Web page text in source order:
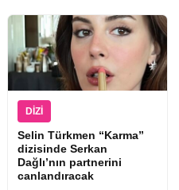
DIZI
Selin Türkmen “Karma”
dizisinde Serkan
Dağlı’nın partnerini
canlandıracak